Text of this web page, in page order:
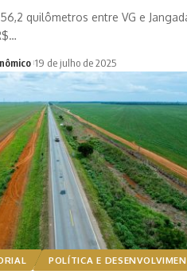
quilômetros entre VG e
19 de julho de 2025
POLÍTICA E